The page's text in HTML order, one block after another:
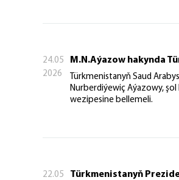
24.05
2026
M.N.Aýazow hakynda
Türkmenistanyň Saud
Nurberdiýewiç Aýazowy,
wezipesine bellemeli.
22.05
Türkmenistanyň